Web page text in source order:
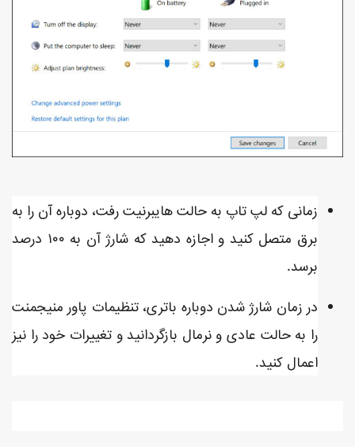
زمانی که لپ تاپ به حالت هایبرنیت رفت، دوباره آن را به
برق متصل کنید و اجازه دهید که شارژ آن به ۱۰۰ درصد
برسد.
در زمان شارژ شدن دوباره باتری، تنظیمات پاور منیجمنت
را به حالت عادی و نرمال بازگردانید و تغییرات خود را نیز
اعمال کنید.